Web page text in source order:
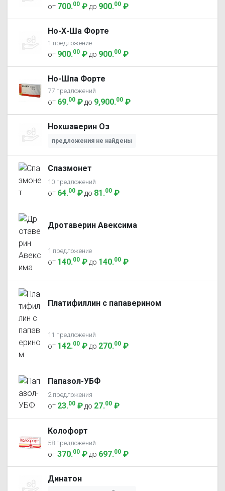
от 700.00 ₽ до 900.00 ₽
Но-Х-Ша Форте
1 предложение
от 900.00 ₽ до 900.00 ₽
Но-Шпа Форте
77 предложений
от 69.00 ₽ до 9,900.00 ₽
Нохшаверин Оз
предложения не найдены
Спазмонет
10 предложений
от 64.00 ₽ до 81.00 ₽
Дротаверин Авексима
1 предложение
от 140.00 ₽ до 140.00 ₽
Платифиллин с папаверином
11 предложений
от 142.00 ₽ до 270.00 ₽
Папазол-УБФ
2 предложения
от 23.00 ₽ до 27.00 ₽
Колофорт
58 предложений
от370.00 ₽ до 697.00 ₽
Динатон